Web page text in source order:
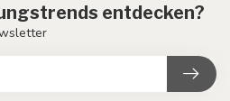
entdecken?